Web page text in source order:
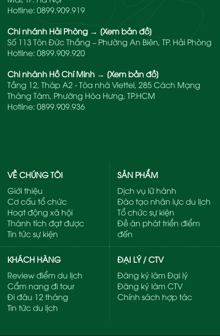
Hotline: 0899.909.919
Chi nhánh Hải Phòng → [Xem bản đồ]
Số 113 Tôn Đức Thắng – Phường An Biên, TP. Hải Phòng
Hotline: 0899.909.920
Chi nhánh Hồ Chí Minh → [Xem bản đồ]
Tầng 12, Tháp A2 - Tòa nhà Viettel, 285 Cách Mạng
Tháng Tám, Phường Hòa Hưng, TP.HCM
Hotline: 0899.909.936
VỀ CHÚNG TÔI
Giới thiệu
Cơ cấu tổ chức
Hoạt động xã hội
Thành tích đạt được
Tin tức sự kiện
SẢN PHẨM
Dịch vụ lữ hành
Đào tạo nhân lực du lịch
Tổ chức sự kiện
Đề án phát triển điểm
đến
KHÁCH HÀNG
Review điểm du lịch
Cẩm nang đi tour
Đi đâu 12 tháng
Tin tức du lịch
ĐẠI LÝ / CTV
Đăng ký làm Đại lý
Đăng ký làm CTV
Chính sách hợp tác